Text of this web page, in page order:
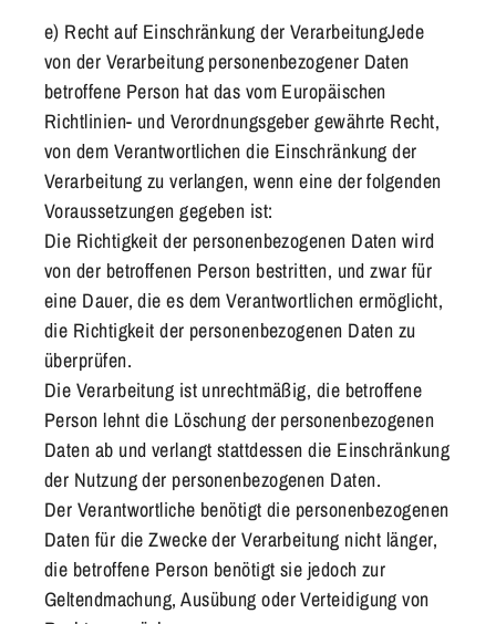
e) Recht auf Einschränkung der VerarbeitungJede
von der Verarbeitung personenbezogener Daten
betroffene Person hat das vom Europäischen
Richtlinien- und Verordnungsgeber gewährte Recht,
von dem Verantwortlichen die Einschränkung der
Verarbeitung zu verlangen, wenn eine der folgenden
Voraussetzungen gegeben ist:
Die Richtigkeit der personenbezogenen Daten wird
von der betroffenen Person bestritten, und zwar für
eine Dauer, die es dem Verantwortlichen ermöglicht,
die Richtigkeit der personenbezogenen Daten zu
überprüfen.
Die Verarbeitung ist unrechtmäßig, die betroffene
Person lehnt die Löschung der personenbezogenen
Daten ab und verlangt stattdessen die Einschränkung
der Nutzung der personenbezogenen Daten.
Der Verantwortliche benötigt die personenbezogenen
Daten für die Zwecke der Verarbeitung nicht länger,
die betroffene Person benötigt sie jedoch zur
Geltendmachung, Ausübung oder Verteidigung von